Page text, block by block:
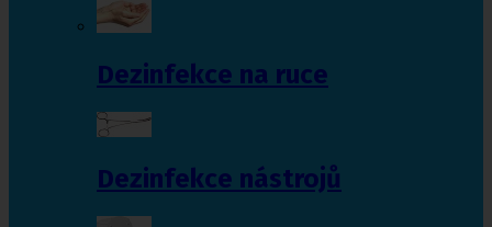
Dezinfekce na ruce
Dezinfekce nástrojů